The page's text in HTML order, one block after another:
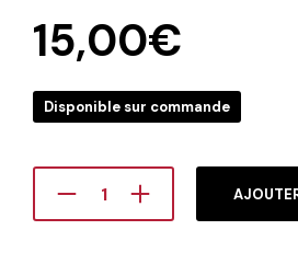
15,00€
Disponible sur commande